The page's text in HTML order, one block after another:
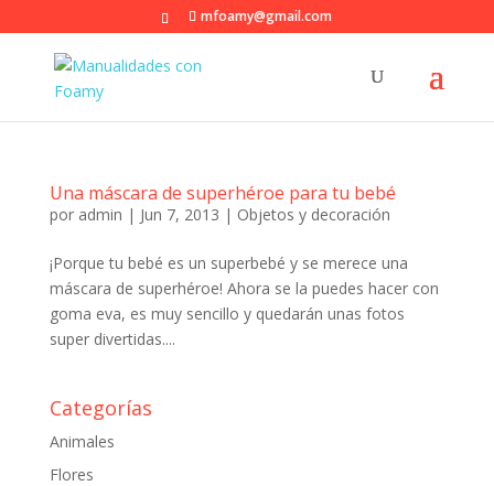
mfoamy@gmail.com
Una máscara de superhéroe para tu bebé
por admin | Jun 7, 2013 | Objetos y decoración
¡Porque tu bebé es un superbebé y se merece una
máscara de superhéroe! Ahora se la puedes hacer con
goma eva, es muy sencillo y quedarán unas fotos
super divertidas....
Categorías
Animales
Flores